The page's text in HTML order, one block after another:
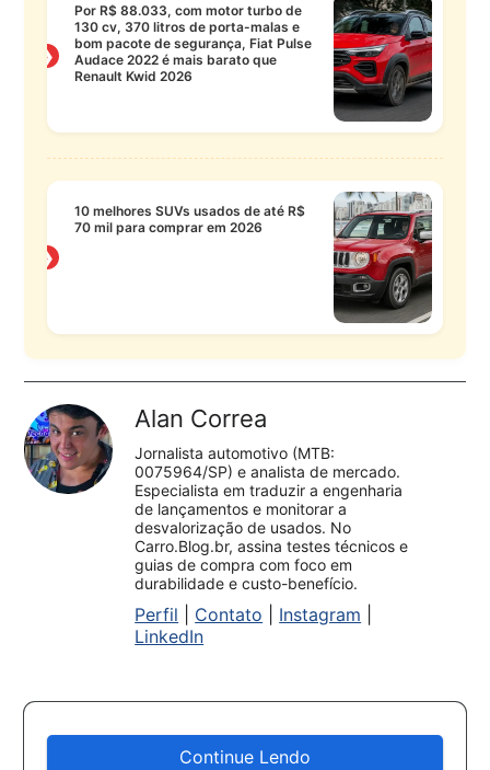
❯
Por R$ 88.033, com motor turbo de
130 cv, 370 litros de porta-malas e
bom pacote de segurança, Fiat Pulse
Audace 2022 é mais barato que
Renault Kwid 2026
❯
10 melhores SUVs usados de até R$
70 mil para comprar em 2026
Alan Correa
Jornalista automotivo (MTB:
0075964/SP) e analista de mercado.
Especialista em traduzir a engenharia
de lançamentos e monitorar a
desvalorização de usados. No
Carro.Blog.br, assina testes técnicos e
guias de compra com foco em
durabilidade e custo-benefício.
Perfil Contato Instagram
LinkedIn
Continue Lendo